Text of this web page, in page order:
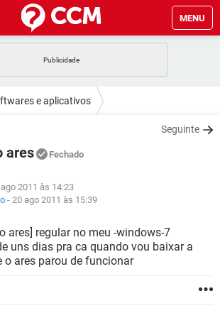
MENU
FACEBOOK
GMAIL
WHATSAPP
GMAIL
WHATSAPP
EXCEL
WHATSAPP
EXCEL
GMAIL
FACEBOOK
e aplicativos
Seguinte
ares Fechado
2011 às 14:23
- 20 ago 2011 às 15:39
ares] regular no meu -windows-7
uns dias pra ca quando vou baixar a
o ares parou de funcionar